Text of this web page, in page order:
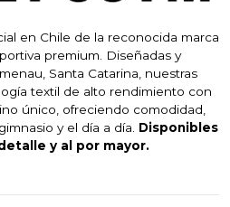
en Chile de la reconocida marca
premium. Diseñadas y
Santa Catarina, nuestras
textil de alto rendimiento con
único, ofreciendo comodidad,
y el día a día. Disponibles
y al por mayor.